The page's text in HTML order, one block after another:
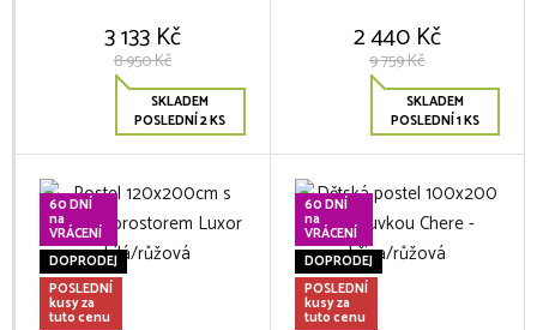
3 133 Kč
8 950 Kč
SKLADEM
POSLEDNÍ 2 KS
2 440 Kč
9 759 Kč
SKLADEM
POSLEDNÍ 1 KS
60 DNÍ
na
VRÁCENÍ
DOPRODEJ
POSLEDNÍ
kusy za
tuto cenu
60 DNÍ
na
VRÁCENÍ
DOPRODEJ
POSLEDNÍ
kusy za
tuto cenu